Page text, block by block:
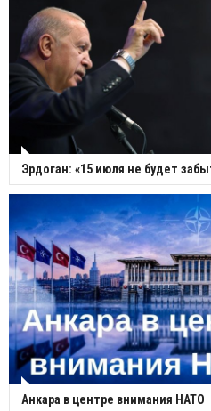
Эрдоган: «15 июля не будет
Анкара в центре внимания НАТО